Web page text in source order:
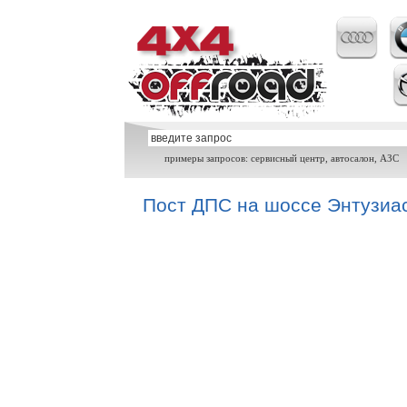
примеры запросов: сервисный центр, автосалон, АЗС
Пост ДПС на шоссе